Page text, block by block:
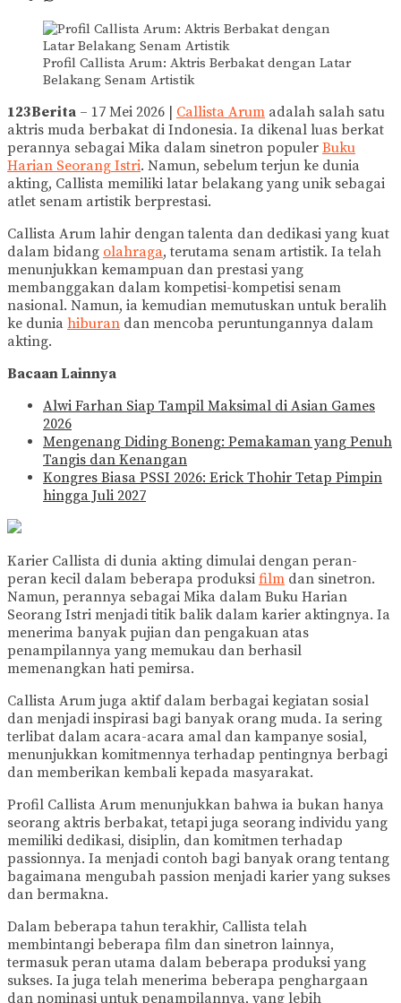
Profil Callista Arum: Aktris Berbakat dengan Latar
Belakang Senam Artistik
123Berita – 17 Mei 2026 | Callista Arum adalah salah satu
aktris muda berbakat di Indonesia. Ia dikenal luas berkat
perannya sebagai Mika dalam sinetron populer Buku
Harian Seorang Istri. Namun, sebelum terjun ke dunia
akting, Callista memiliki latar belakang yang unik sebagai
atlet senam artistik berprestasi.
Callista Arum lahir dengan talenta dan dedikasi yang kuat
dalam bidang olahraga, terutama senam artistik. Ia telah
menunjukkan kemampuan dan prestasi yang
membanggakan dalam kompetisi-kompetisi senam
nasional. Namun, ia kemudian memutuskan untuk beralih
ke dunia hiburan dan mencoba peruntungannya dalam
akting.
Bacaan Lainnya
Alwi Farhan Siap Tampil Maksimal di Asian Games
2026
Mengenang Diding Boneng: Pemakaman yang Penuh
Tangis dan Kenangan
Kongres Biasa PSSI 2026: Erick Thohir Tetap Pimpin
hingga Juli 2027
Karier Callista di dunia akting dimulai dengan peran-
peran kecil dalam beberapa produksi film dan sinetron.
Namun, perannya sebagai Mika dalam Buku Harian
Seorang Istri menjadi titik balik dalam karier aktingnya. Ia
menerima banyak pujian dan pengakuan atas
penampilannya yang memukau dan berhasil
memenangkan hati pemirsa.
Callista Arum juga aktif dalam berbagai kegiatan sosial
dan menjadi inspirasi bagi banyak orang muda. Ia sering
terlibat dalam acara-acara amal dan kampanye sosial,
menunjukkan komitmennya terhadap pentingnya berbagi
dan memberikan kembali kepada masyarakat.
Profil Callista Arum menunjukkan bahwa ia bukan hanya
seorang aktris berbakat, tetapi juga seorang individu yang
memiliki dedikasi, disiplin, dan komitmen terhadap
passionnya. Ia menjadi contoh bagi banyak orang tentang
bagaimana mengubah passion menjadi karier yang sukses
dan bermakna.
Dalam beberapa tahun terakhir, Callista telah
membintangi beberapa film dan sinetron lainnya,
termasuk peran utama dalam beberapa produksi yang
sukses. Ia juga telah menerima beberapa penghargaan
dan nominasi untuk penampilannya, yang lebih